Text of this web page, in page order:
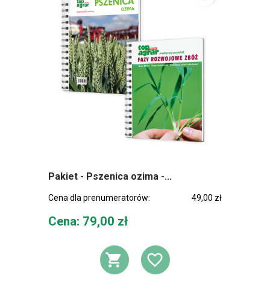
Pakiet - Pszenica ozima -...
Cena dla prenumeratorów: 49,00 zł
Cena
Cena: 79,00 zł
DODAJ DO
DODAJ DO